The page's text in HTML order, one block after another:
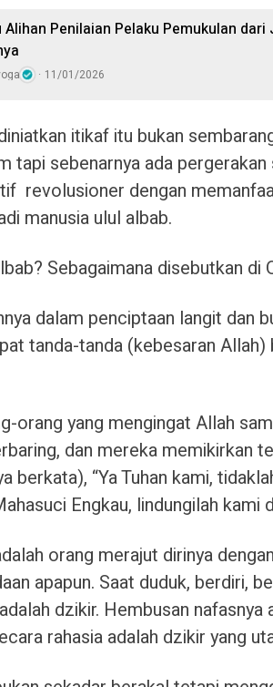
Alihan Penilaian Pelaku Pemukulan
11/01/2026
itikaf itu bukan
tapi sebenarnya ada
revolusioner dengan
manusia ulul albab.
Sebagaimana disebutkan di
dalam penciptaan langit dan
tanda-tanda (kebesaran Allah)
orang yang mengingat Allah
dan mereka memikirkan
berkata), “Ya Tuhan kami,
Engkau, lindungilah kami
orang merajut dirinya
apapun. Saat duduk, berdiri,
dzikir. Hembusan nafasnya
rahasia adalah dzikir yang